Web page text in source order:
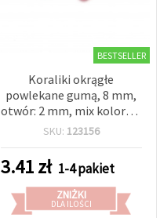
BESTSELLER
Koraliki okrągłe
powlekane gumą, 8 mm,
otwór: 2 mm, mix kolorów
– 20 g (~74 szt.)
SKU: 123156
3.41zł 1-4 pakiet
ZNIŻKI
DLA ILOŚCI